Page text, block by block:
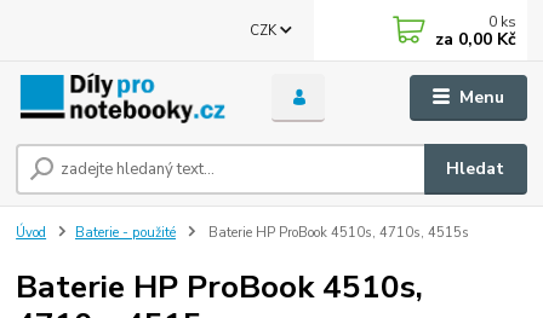
Menu
CZK
Hledat
0 ks
za 0,00 Kč
Úvod Baterie - použité Baterie HP ProBook 4510s, 4710s, 4515s
Baterie HP ProBook 4510s,